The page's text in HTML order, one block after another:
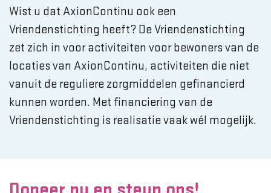
Wist u dat AxionContinu ook een
Vriendenstichting heeft? De Vriendenstichting
zet zich in voor activiteiten voor bewoners van de
locaties van AxionContinu, activiteiten die niet
vanuit de reguliere zorgmiddelen gefinancierd
kunnen worden. Met financiering van de
Vriendenstichting is realisatie vaak wél mogelijk.